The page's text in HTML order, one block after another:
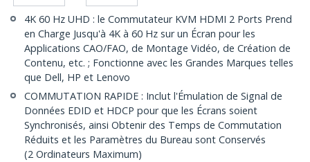
4K 60 Hz UHD : le Commutateur KVM HDMI 2 Ports Prend
en Charge Jusqu'à 4K à 60 Hz sur un Écran pour les
Applications CAO/FAO, de Montage Vidéo, de Création de
Contenu, etc. ; Fonctionne avec les Grandes Marques telles
que Dell, HP et Lenovo
COMMUTATION RAPIDE : Inclut l'Émulation de Signal de
Données EDID et HDCP pour que les Écrans soient
Synchronisés, ainsi Obtenir des Temps de Commutation
Réduits et les Paramètres du Bureau sont Conservés
(2 Ordinateurs Maximum)